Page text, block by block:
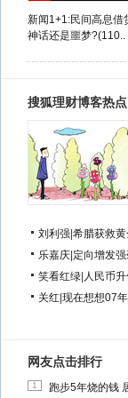
新闻1+1:民间高息借
神话还是噩梦?(110..
搜狐理财博客热点
刘利强 希腊获救
乐嘉庆 定向增发
笑看红绿 人民币
关红 现在想想07
网友点击排行
1 跑步5年烧的钱